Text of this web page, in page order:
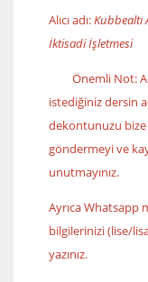
Alıcı adı:Kubbealtı
İktisadi İşletmesi
Önemli Not:
istediğiniz dersin
dekontunuzu bize
göndermeyi ve
unutmayınız.
Ayrıca Whatsapp
bilgilerinizi (lise/
yazınız.